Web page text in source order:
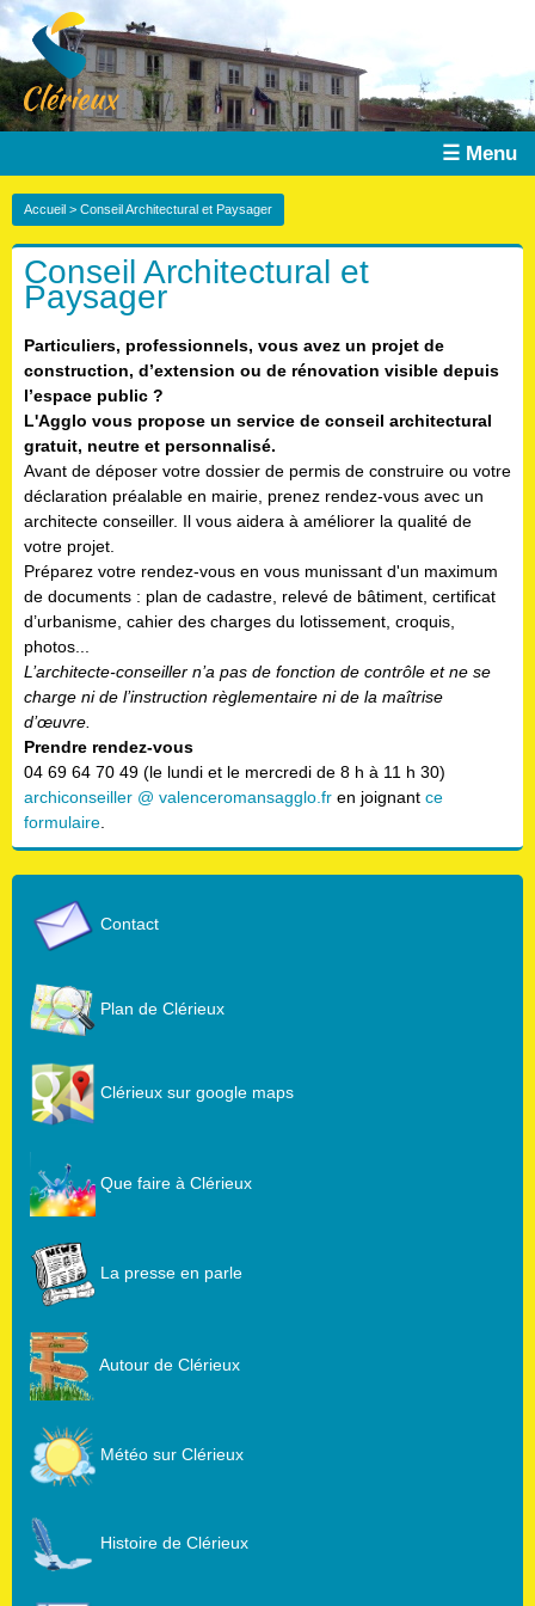
☰ Menu
Accueil > Conseil Architectural et Paysager
Conseil Architectural et
Paysager
Particuliers, professionnels, vous avez un projet de
construction, d’extension ou de rénovation visible depuis
l’espace public ?
L'Agglo vous propose un service de conseil architectural
gratuit, neutre et personnalisé.
Avant de déposer votre dossier de permis de construire ou votre
déclaration préalable en mairie, prenez rendez-vous avec un
architecte conseiller. Il vous aidera à améliorer la qualité de
votre projet.
Préparez votre rendez-vous en vous munissant d'un maximum
de documents : plan de cadastre, relevé de bâtiment, certificat
d’urbanisme, cahier des charges du lotissement, croquis,
photos...
L’architecte-conseiller n’a pas de fonction de contrôle et ne se
charge ni de l’instruction règlementaire ni de la maîtrise
d’œuvre.
Prendre rendez-vous
04 69 64 70 49 (le lundi et le mercredi de 8 h à 11 h 30)
archiconseiller @ valenceromansagglo.fr en joignant ce
formulaire
Contact
Plan de Clérieux
Clérieux sur google maps
Que faire à Clérieux
La presse en parle
Autour de Clérieux
Météo sur Clérieux
Histoire de Clérieux